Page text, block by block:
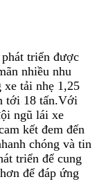
triển được
nhiều nhu
xe tải nhẹ 1,25
tới 18 tấn.Với
ngũ lái xe
kết đem đến
chóng và tin
triển để cung
để đáp ứng